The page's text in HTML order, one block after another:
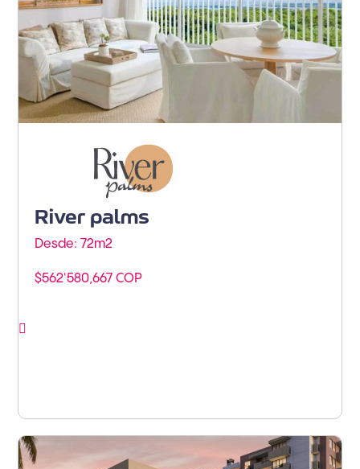
Barranquilla - Norte de
Barranquilla
River palms
Desde: 72m2
$562'580,667 COP